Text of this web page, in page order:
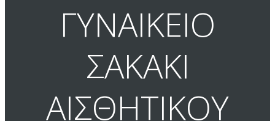
ΓΥΝΑΙΚΕΙΟ
ΣΑΚΑΚΙ
ΑΙΣΘΗΤΙΚΟΥ